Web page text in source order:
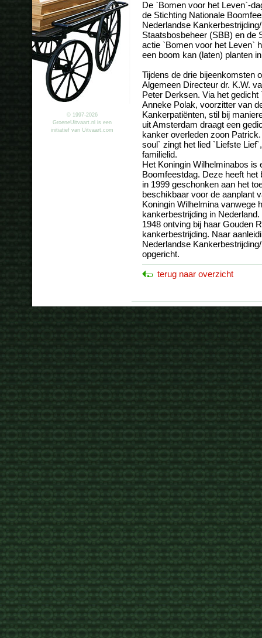
© 1997-2026
GroeneUitvaart.nl is een
initiatief van Uitvaart.com
De `Bomen voor het Leven`-
de Stichting Nationale
Nederlandse
Staatsbosbeheer (SBB) en de
actie `Bomen voor het Leven`
een boom kan (laten) planten
Tijdens de drie bijeenkomsten
Algemeen Directeur dr. K.W.
Peter Derksen. Via het
Anneke Polak, voorzitter van
Kankerpatiënten, stil bij
uit Amsterdam draagt een
kanker overleden zoon
soul` zingt het lied `Liefste
familielid.
Het Koningin Wilhelminabos is
Boomfeestdag. Deze heeft
in 1999 geschonken aan het
beschikbaar voor de aanplant
Koningin Wilhelmina vanwege
kankerbestrijding in
1948 ontving bij haar Gouden
kankerbestrijding. Naar
Nederlandse
opgericht.
terug naar overzicht